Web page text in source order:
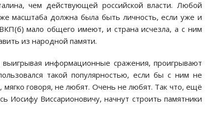
чем действующей российской власти. Любой
масштаба должна была быть личность, если уже и
мало общего имеют, и страна исчезла, а с ним
из народной памяти.
информационные сражения, проигрывают
такой популярностью, если бы с ним не
говоря, не любят. Очень не любят. Так что, ещё
Иосифу Виссарионовичу, начнут строить памятники